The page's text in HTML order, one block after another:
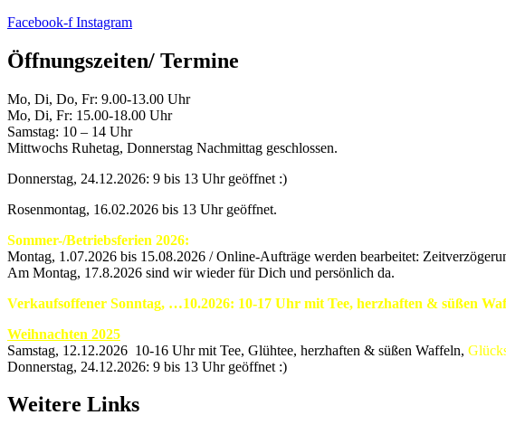
Facebook-f Instagram
Öffnungszeiten/ Termine
Mo, Di, Do, Fr: 9.00-13.00 Uhr
Mo, Di, Fr: 15.00-18.00 Uhr
Samstag: 10 – 14 Uhr
Mittwochs Ruhetag, Donnerstag Nachmittag geschlossen.
Donnerstag, 24.12.2026: 9 bis 13 Uhr geöffnet :)
Rosenmontag, 16.02.2026 bis 13 Uhr geöffnet.
Sommer-/Betriebsferien 2026:
Montag, 1.07.2026 bis 15.08.2026 / Online-Aufträge werden bearbeitet:
Am Montag, 17.8.2026 sind wir wieder für Dich und persönlich da.
Verkaufsoffener Sonntag, …10.2026: 10-17 Uhr mit Tee, herzhaften & süßen
Weihnachten 2025
Samstag, 12.12.2026 10-16 Uhr mit Tee, Glühtee, herzhaften & süßen Waffeln,
Donnerstag, 24.12.2026: 9 bis 13 Uhr geöffnet :)
Weitere Links